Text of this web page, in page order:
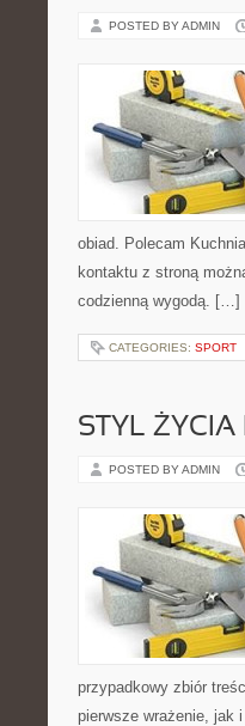
POSTED BY ADMIN
obiad. Polecam
kontaktu z stroną
codzienną wygodą. […]
CATEGORIES: SPORT
STYL ŻYCIA
POSTED BY ADMIN
przypadkowy zbiór
pierwsze wrażenie, jak